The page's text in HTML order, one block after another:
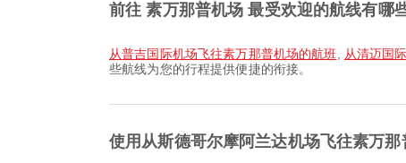
前往 素万那普机场 最受欢迎的航线有哪
从普吉国际机场飞往素万那普机场的航班 从清迈国
些航线为您的行程提供便捷的衔接。
使用从斯德哥尔摩阿兰达机场飞往素万